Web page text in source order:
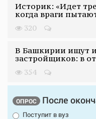
Историк: «Идет
когда враги
320
В Башкирии ищут
застройщиков: в
354
ОПРОС После
Поступит в вуз